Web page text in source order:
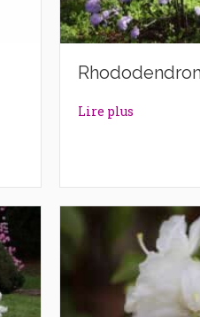
Rhododendron
Lire plus